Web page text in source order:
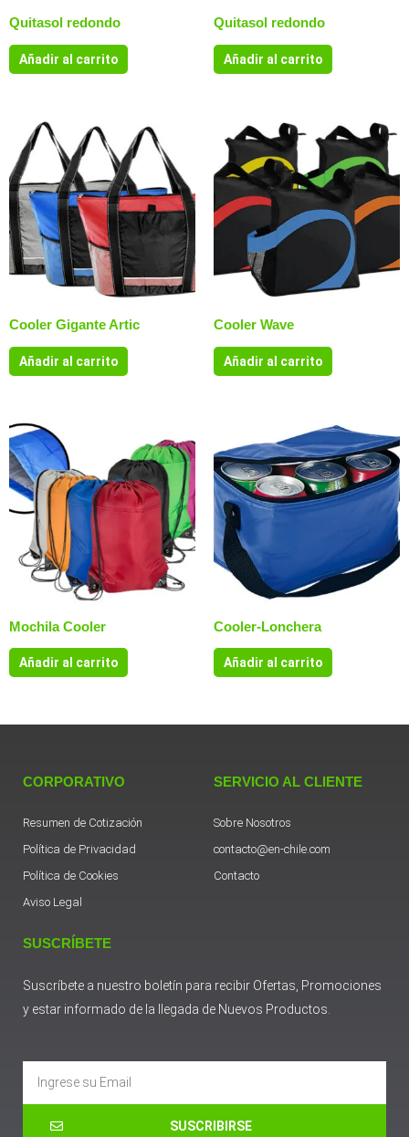
Quitasol redondo
Añadir al carrito
Quitasol redondo
Añadir al carrito
Cooler Gigante Artic
Añadir al carrito
Cooler Wave
Añadir al carrito
Mochila Cooler
Añadir al carrito
Cooler-Lonchera
Añadir al carrito
CORPORATIVO
Resumen de Cotización
Política de Privacidad
Política de Cookies
Aviso Legal
SERVICIO AL CLIENTE
Sobre Nosotros
contacto@en-chile.com
Contacto
SUSCRÍBETE
Suscríbete a nuestro boletín para recibir Ofertas, Promociones
y estar informado de la llegada de Nuevos Productos.
SUSCRIBIRSE